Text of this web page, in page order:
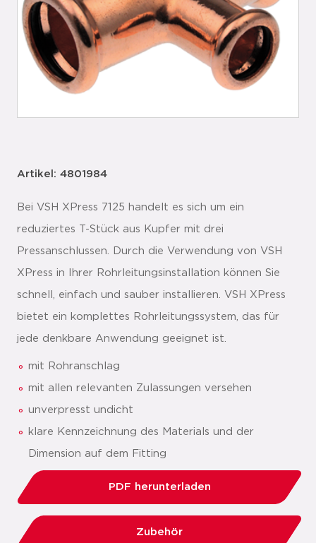
Artikel: 4801984
Bei VSH XPress 7125 handelt es sich um ein
reduziertes T-Stück aus Kupfer mit drei
Pressanschlussen. Durch die Verwendung von VSH
XPress in Ihrer Rohrleitungsinstallation können Sie
schnell, einfach und sauber installieren. VSH XPress
bietet ein komplettes Rohrleitungssystem, das für
jede denkbare Anwendung geeignet ist.
mit Rohranschlag
mit allen relevanten Zulassungen versehen
unverpresst undicht
klare Kennzeichnung des Materials und der
Dimension auf dem Fitting
PDF herunterladen
Zubehör